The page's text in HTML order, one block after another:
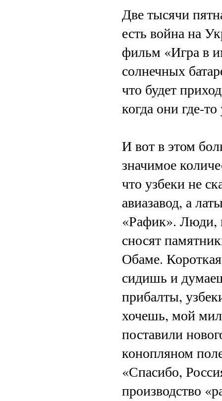
Две тысячи
есть война на
фильм «Игра в
солнечных
что будет
когда они где-
И вот в этом
значимое
что узбеки не
авиазавод, а
«Рафик». Люди,
сносят
Обаме.
сидишь и
прибалты,
хочешь, мой
поставили
конопляном
«Спасибо,
производство